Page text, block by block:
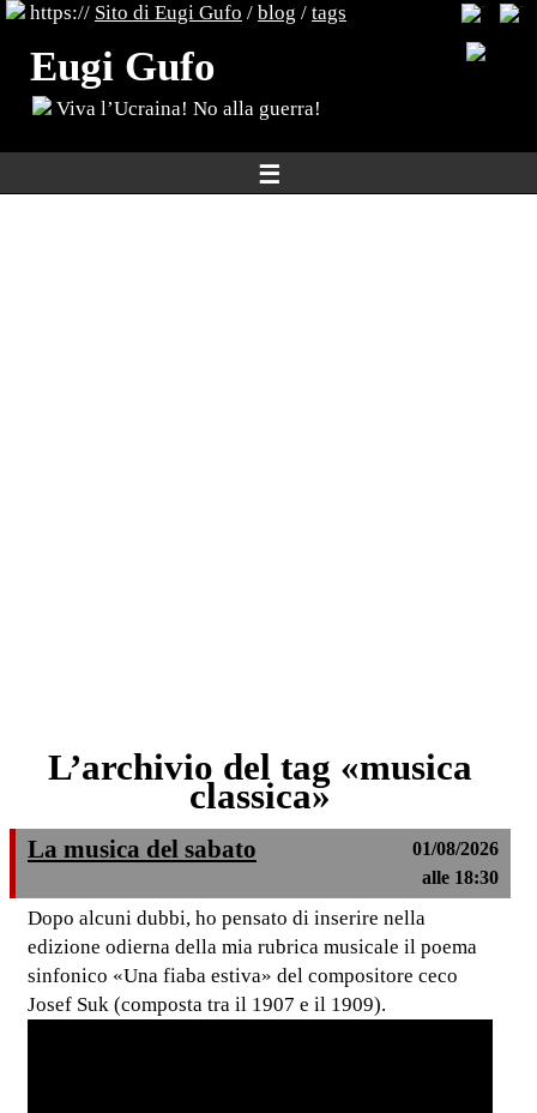
https:// Sito di Eugi Gufo / blog / tags
Eugi Gufo
Viva l’Ucraina! No alla guerra!
☰
L’archivio del tag «musica
classica»
La musica del sabato
01/08/2026
alle 18:30
Dopo alcuni dubbi, ho pensato di inserire nella
edizione odierna della mia rubrica musicale il poema
sinfonico «Una fiaba estiva» del compositore ceco
Josef Suk (composta tra il 1907 e il 1909).